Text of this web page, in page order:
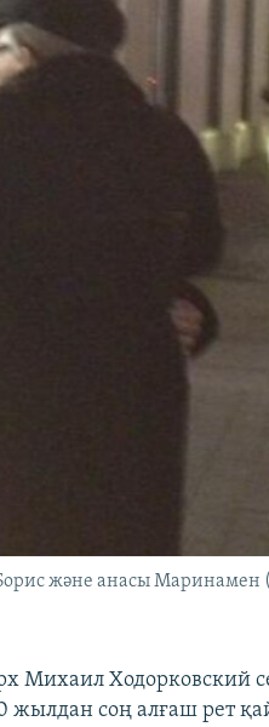
және анасы Маринамен
Михаил Ходорковский
жылдан соң алғаш рет